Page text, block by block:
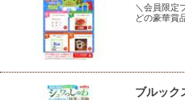
＼会員限定
どの豪華賞
ブルック